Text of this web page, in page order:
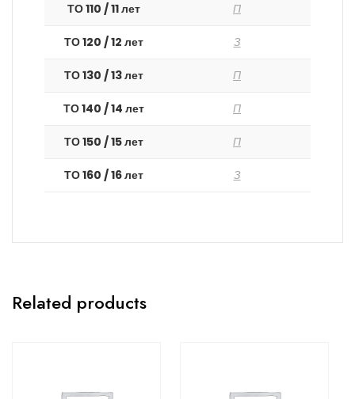
ТО 110 / 11 лет П
ТО 120 / 12 лет З
ТО 130 / 13 лет П
ТО 140 / 14 лет П
ТО 150 / 15 лет П
ТО 160 / 16 лет З
Related products